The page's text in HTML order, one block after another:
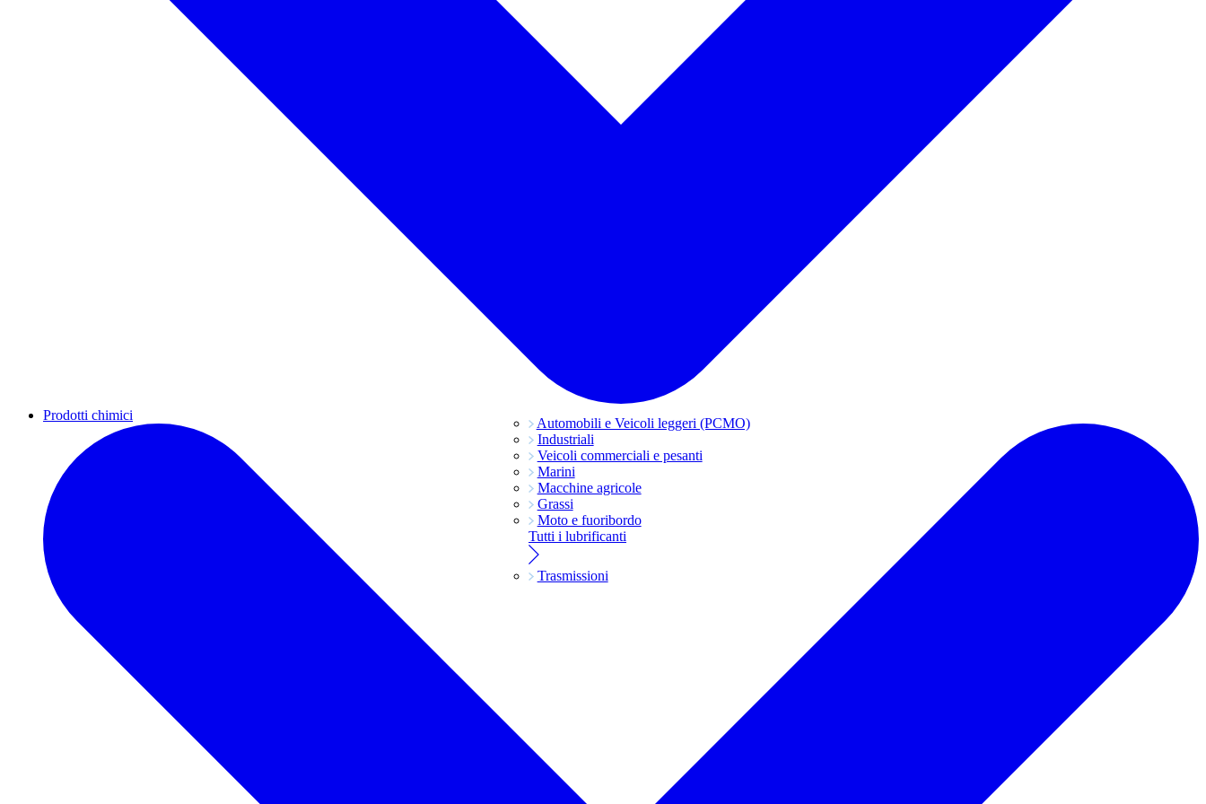
Automobili e Veicoli leggeri (PCMO)
Industriali
Veicoli commerciali e pesanti
Marini
Macchine agricole
Grassi
Moto e fuoribordo
Tutti i lubrificanti
Trasmissioni
Prodotti chimici